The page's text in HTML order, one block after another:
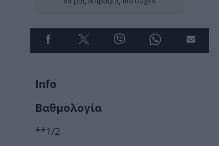
Info
Βαθμολογία
**1/2